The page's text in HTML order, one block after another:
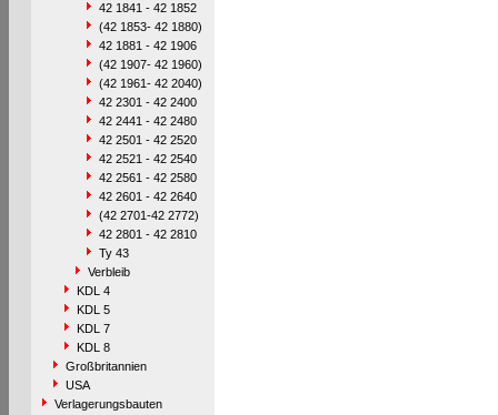
42 1841 - 42 1852
(42 1853- 42 1880)
42 1881 - 42 1906
(42 1907- 42 1960)
(42 1961- 42 2040)
42 2301 - 42 2400
42 2441 - 42 2480
42 2501 - 42 2520
42 2521 - 42 2540
42 2561 - 42 2580
42 2601 - 42 2640
(42 2701-42 2772)
42 2801 - 42 2810
Ty 43
Verbleib
KDL 4
KDL 5
KDL 7
KDL 8
Großbritannien
USA
Verlagerungsbauten